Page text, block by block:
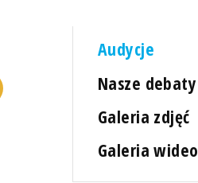
Audycje
Nasze debaty
Galeria zdjęć
Galeria wideo